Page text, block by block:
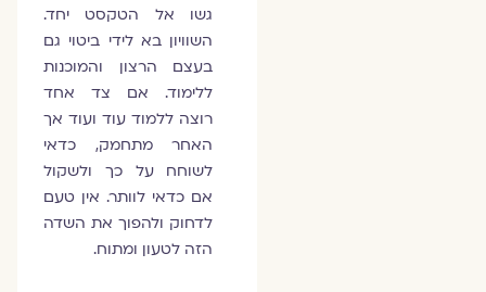
גשו אל הטקסט יחד.
השוויון בא לידי ביטוי גם
בעצם הרצון והמוכנות
ללימוד. אם צד אחד
רוצה ללמוד עוד ועוד אך
האחר מתחמק, כדאי
לשוחח על כך ולשקול
אם כדאי לוותר. אין טעם
לדחוק ולהפוך את השדה
הזה לטעון ומתוח.